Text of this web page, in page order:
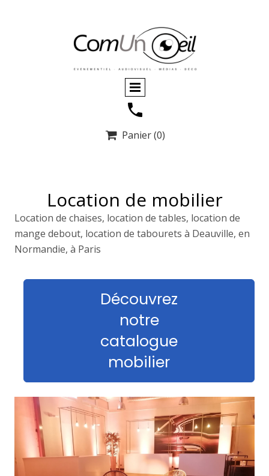
 Panier(0)
Location de mobilier
Location de chaises, location de tables, location de
mange debout, location de tabourets à Deauville, en
Normandie, à Paris
Découvrez
notre
catalogue
mobilier